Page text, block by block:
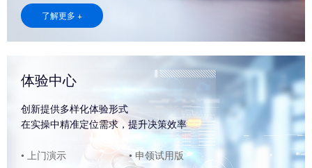
了解更多 +
体验中心
创新提供多样化体验形式
在实操中精准定位需求，提升决策效率
• 上门演示 • 申领试用版